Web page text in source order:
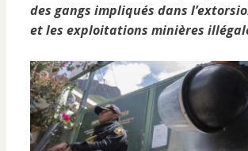
des gangs impliqués dans
et les exploitations minières